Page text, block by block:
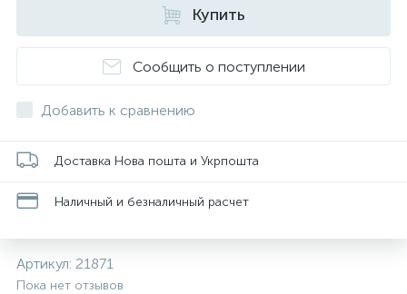
Купить
Сообщить о поступлении
Добавить к сравнению
Доставка Нова пошта и Укрпошта
Наличный и безналичный расчет
Артикул: 21871
Пока нет отзывов